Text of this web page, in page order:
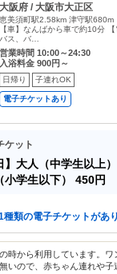
大阪府 / 大阪市大正区
恵美須町駅2.58km 津守駅680m
【車】なんばから車で約10分
バス、バ…
営業時間 10:00～24:30
入浴料金 900円～
日帰り 子連れOK
電子チケットあり
ケット
】大人（中学生以上）
学生以下） 450円
種類の電子チケットがあ
時から利用しています。
いので、赤ちゃん連れや